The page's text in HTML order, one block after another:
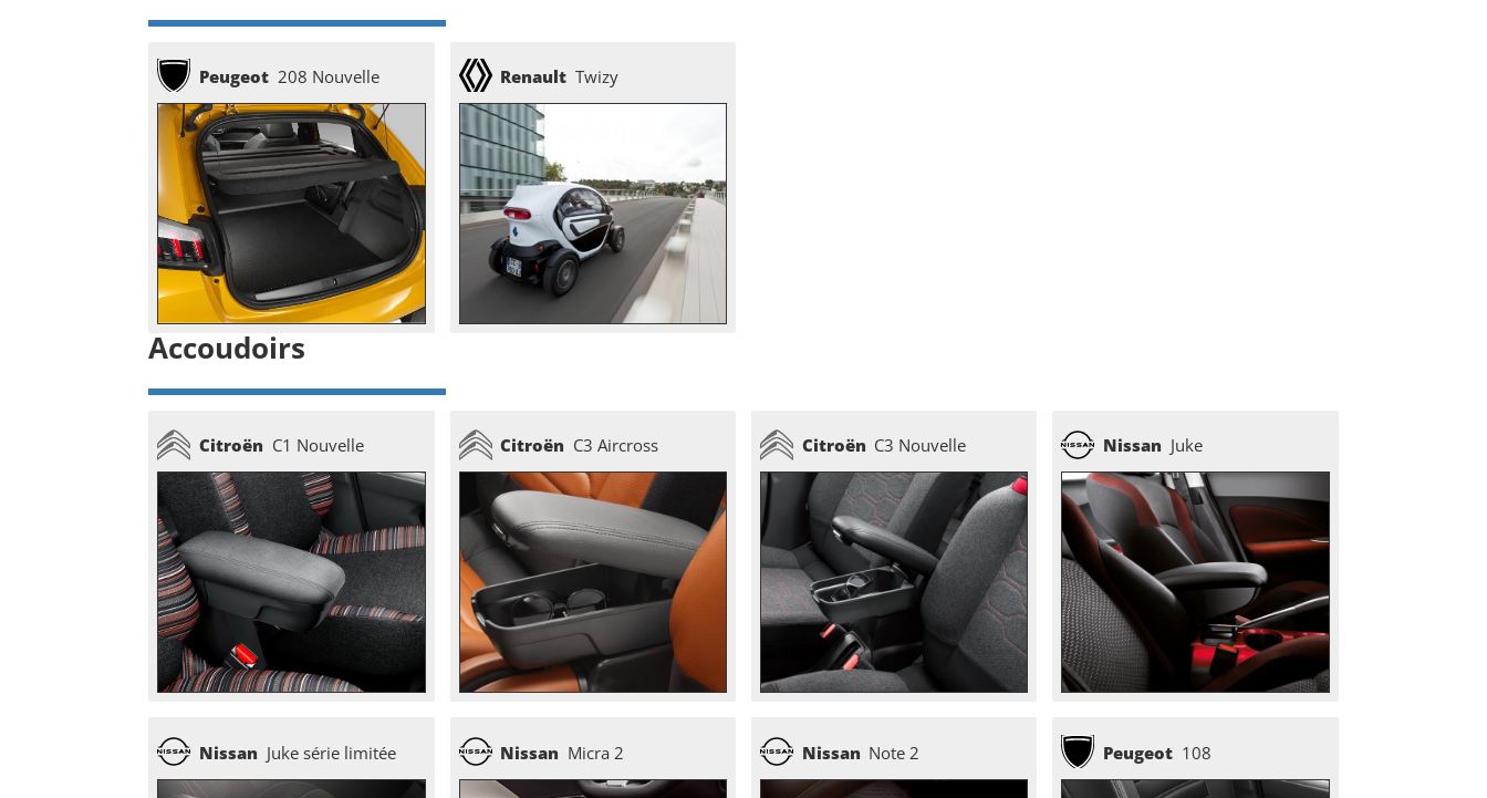
Peugeot 208 Nouvelle Renault Twizy
Accoudoirs
Citroën C1 Nouvelle Citroën C3 Aircross Citroën C3 Nouvelle Nissan Juke
Nissan Juke série limitée Nissan Micra 2 Nissan Note 2 Peugeot 108